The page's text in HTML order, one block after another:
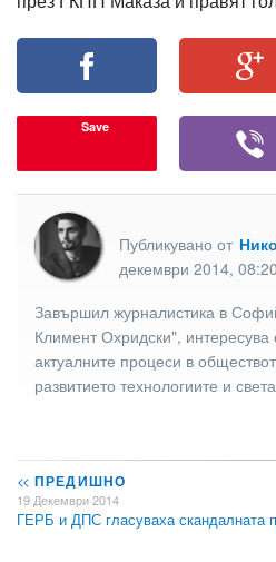
Save
Публикувано от
декември 2014, 08:20
Завършил журналистика в
Климент Охридски",
актуалните процеси в
развитието технологиите и
<< ПРЕДИШНО
19 Декември 2014
ГЕРБ и ДПС гласуваха скандалната